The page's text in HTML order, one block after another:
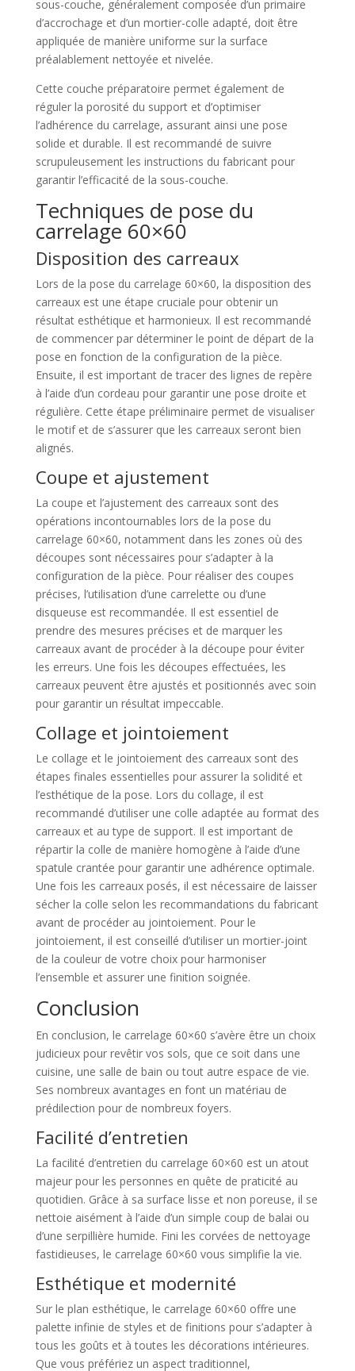
sous-couche, généralement composée d’un primaire
d’accrochage et d’un mortier-colle adapté, doit être
appliquée de manière uniforme sur la surface
préalablement nettoyée et nivelée.
Cette couche préparatoire permet également de
réguler la porosité du support et d’optimiser
l’adhérence du carrelage, assurant ainsi une pose
solide et durable. Il est recommandé de suivre
scrupuleusement les instructions du fabricant pour
garantir l’efficacité de la sous-couche.
Techniques de pose du
carrelage 60×60
Disposition des carreaux
Lors de la pose du carrelage 60×60, la disposition des
carreaux est une étape cruciale pour obtenir un
résultat esthétique et harmonieux. Il est recommandé
de commencer par déterminer le point de départ de la
pose en fonction de la configuration de la pièce.
Ensuite, il est important de tracer des lignes de repère
à l’aide d’un cordeau pour garantir une pose droite et
régulière. Cette étape préliminaire permet de visualiser
le motif et de s’assurer que les carreaux seront bien
alignés.
Coupe et ajustement
La coupe et l’ajustement des carreaux sont des
opérations incontournables lors de la pose du
carrelage 60×60, notamment dans les zones où des
découpes sont nécessaires pour s’adapter à la
configuration de la pièce. Pour réaliser des coupes
précises, l’utilisation d’une carrelette ou d’une
disqueuse est recommandée. Il est essentiel de
prendre des mesures précises et de marquer les
carreaux avant de procéder à la découpe pour éviter
les erreurs. Une fois les découpes effectuées, les
carreaux peuvent être ajustés et positionnés avec soin
pour garantir un résultat impeccable.
Collage et jointoiement
Le collage et le jointoiement des carreaux sont des
étapes finales essentielles pour assurer la solidité et
l’esthétique de la pose. Lors du collage, il est
recommandé d’utiliser une colle adaptée au format des
carreaux et au type de support. Il est important de
répartir la colle de manière homogène à l’aide d’une
spatule crantée pour garantir une adhérence optimale.
Une fois les carreaux posés, il est nécessaire de laisser
sécher la colle selon les recommandations du fabricant
avant de procéder au jointoiement. Pour le
jointoiement, il est conseillé d’utiliser un mortier-joint
de la couleur de votre choix pour harmoniser
l’ensemble et assurer une finition soignée.
Conclusion
En conclusion, le carrelage 60×60 s’avère être un choix
judicieux pour revêtir vos sols, que ce soit dans une
cuisine, une salle de bain ou tout autre espace de vie.
Ses nombreux avantages en font un matériau de
prédilection pour de nombreux foyers.
Facilité d’entretien
La facilité d’entretien du carrelage 60×60 est un atout
majeur pour les personnes en quête de praticité au
quotidien. Grâce à sa surface lisse et non poreuse, il se
nettoie aisément à l’aide d’un simple coup de balai ou
d’une serpillière humide. Fini les corvées de nettoyage
fastidieuses, le carrelage 60×60 vous simplifie la vie.
Esthétique et modernité
Sur le plan esthétique, le carrelage 60×60 offre une
palette infinie de styles et de finitions pour s’adapter à
tous les goûts et à toutes les décorations intérieures.
Que vous préfériez un aspect traditionnel,